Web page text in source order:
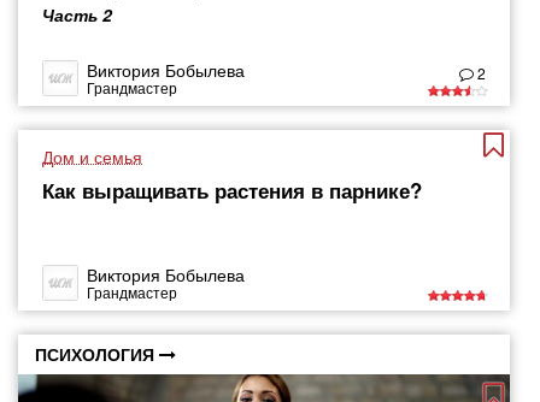
Часть 2
Виктория Бобылева
Грандмастер
2
Дом и семья
Как выращивать растения в парнике?
Виктория Бобылева
Грандмастер
ПСИХОЛОГИЯ